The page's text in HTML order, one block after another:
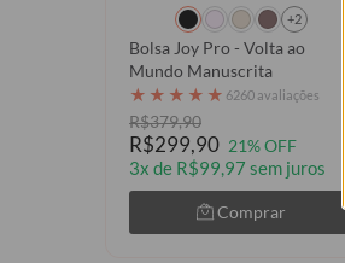
+2
Bolsa Joy Pro - Volta ao
Mundo Manuscrita
★ ★ ★ ★ ★ 6260 avaliações
R$379,90
R$299,90 21% OFF
3x de R$99,97 sem juros
Comprar